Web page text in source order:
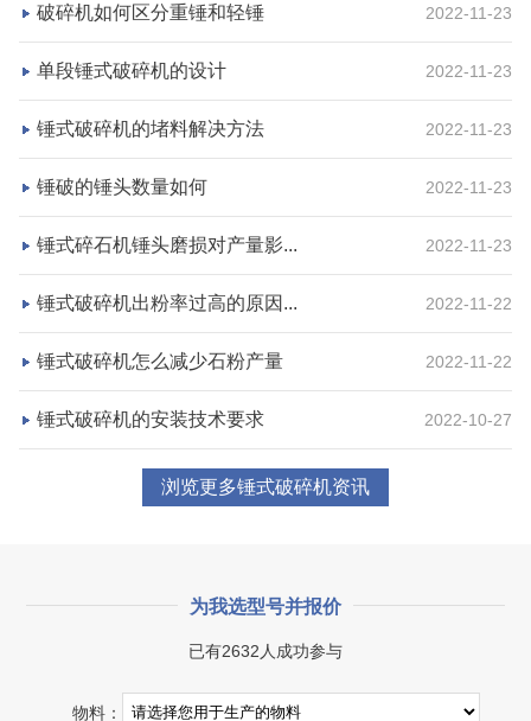
湖北省宜昌市砂石集并日产一万吨砂石料生产线
项目坐标
项目业主
砂石集并中心
咨询该项目执行经理
破碎机如何区分重锤和轻锤 2022-11-23
单段锤式破碎机的设计 2022-11-23
锤式破碎机的堵料解决方法 2022-11-23
锤破的锤头数量如何 2022-11-23
锤式碎石机锤头磨损对产量影... 2022-11-23
锤式破碎机出粉率过高的原因... 2022-11-22
锤式破碎机怎么减少石粉产量 2022-11-22
锤式破碎机的安装技术要求 2022-10-27
浏览更多锤式破碎机资讯
为我选型号并报价
已有2632人成功参与
物料：